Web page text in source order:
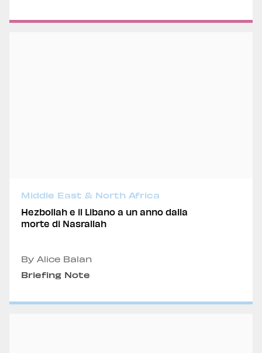
Middle East & North Africa
Hezbollah e il Libano a un anno dalla
morte di Nasrallah
By Alice Balan
Briefing Note